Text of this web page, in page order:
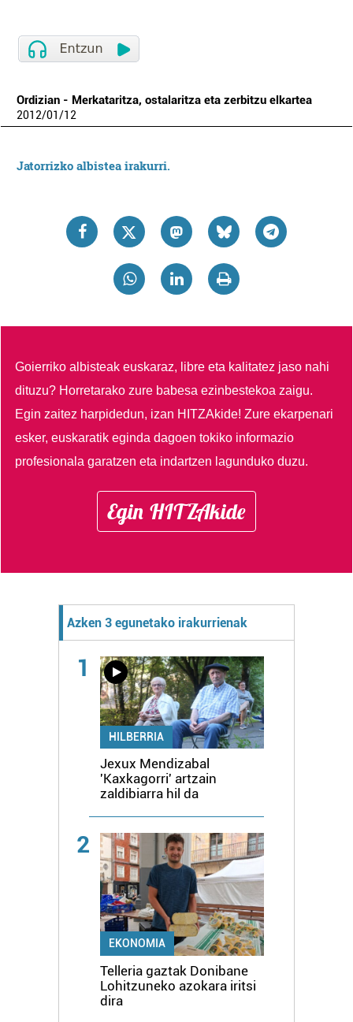
Ordizian - Merkataritza, ostalaritza eta zerbitzu elkartea
2012/01/12
Jatorrizko albistea irakurri.
Goierriko albisteak euskaraz, libre eta kalitatez jaso nahi
dituzu? Horretarako zure babesa ezinbestekoa zaigu.
Egin zaitez harpidedun, izan HITZAkide!Zure ekarpenari
esker, euskaratik eginda dagoen tokiko informazio
profesionala garatzen eta indartzen lagunduko duzu.
Egin HITZAkide
Azken 3 egunetako irakurrienak
1
HILBERRIA
Jexux Mendizabal
'Kaxkagorri' artzain
zaldibiarra hil da
2
EKONOMIA
Telleria gaztak Donibane
Lohitzuneko azokara iritsi
dira